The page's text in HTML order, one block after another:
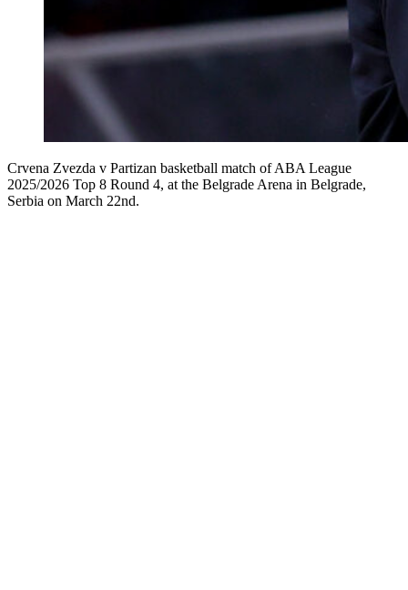
Crvena Zvezda v Partizan basketball match of ABA League
2025/2026 Top 8 Round 4, at the Belgrade Arena in Belgrade,
Serbia on March 22nd.